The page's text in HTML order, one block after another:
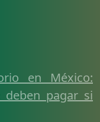
en México:
pagar si